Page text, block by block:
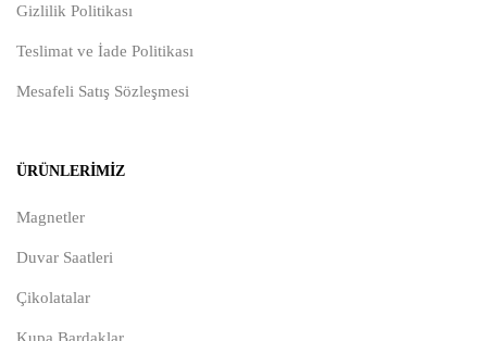
Gizlilik Politikası
Teslimat ve İade Politikası
Mesafeli Satış Sözleşmesi
ÜRÜNLERIMIZ
Magnetler
Duvar Saatleri
Çikolatalar